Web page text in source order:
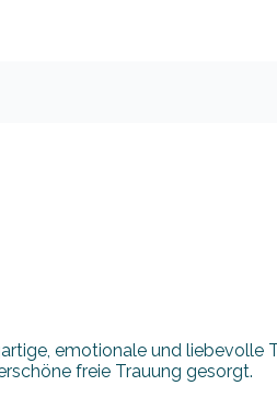
emotionale und liebevolle
freie Trauung gesorgt.